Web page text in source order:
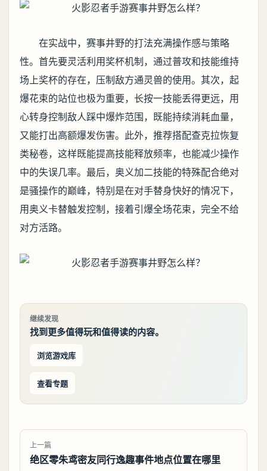
在实战中，赛事井野的打法充满操作感与策略
性。首先要灵活利用奖杯机制，通过普攻和技能维持
场上奖杯的存在，压制敌方通灵兽的使用。其次，起
爆花束的站位也极为重要，长按一技能丢得更远，用
心转身控制敌人踩中爆炸范围，既能持续消耗血量，
又能打出高额爆发伤害。此外，推荐搭配查克拉恢复
类秘卷，这样既能提高技能释放频率，也能减少操作
中的失误几率。最后，奥义加二技能的特殊配合绝对
是骚操作的巅峰，特别是在对手替身快好的情况下，
用奥义卡替触发控制，接着引爆全场花束，完全不给
对方活路。
继续发现
找到更多值得玩和值得读的内容。
浏览游戏库
查看专题
上一篇
绝区零朱鸢密友同行逸趣事件地点位置在哪里